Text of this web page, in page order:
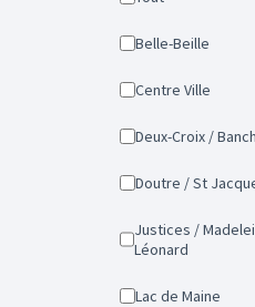
Belle-Beille
Centre Ville
Deux-Croix /
Doutre / St
Justices / Madeleine / St
Léonard
Lac de Maine